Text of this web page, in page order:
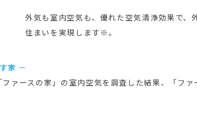
外気も室内空気も、優れた空気清浄効果で、
住まいを実現します※。
家 －
ァースの家」の室内空気を調査した結果、「フ